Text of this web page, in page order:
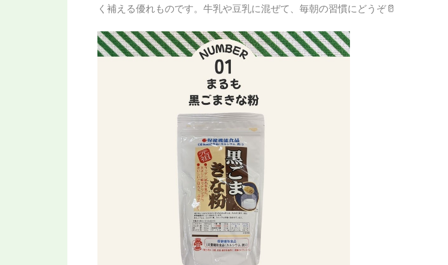
く補える優れものです。牛乳や豆乳に混ぜて、毎朝の習慣にどうぞ🥛